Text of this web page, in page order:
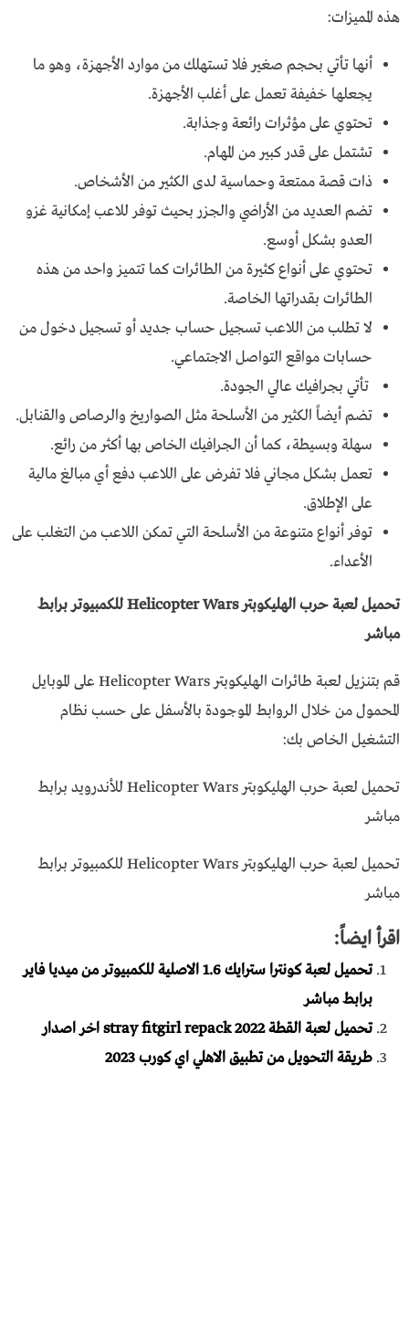
هذه المميزات:
أنها تأتي بحجم صغير فلا تستهلك من موارد الأجهزة، وهو ما
يجعلها خفيفة تعمل على أغلب الأجهزة.
تحتوي على مؤثرات رائعة وجذابة.
تشتمل على قدر كبير من المهام.
ذات قصة ممتعة وحماسية لدى الكثير من الأشخاص.
تضم العديد من الأراضي والجزر بحيث توفر للاعب إمكانية غزو
العدو بشكل أوسع.
تحتوي على أنواع كثيرة من الطائرات كما تتميز واحد من هذه
الطائرات بقدراتها الخاصة.
لا تطلب من اللاعب تسجيل حساب جديد أو تسجيل دخول من
حسابات مواقع التواصل الاجتماعي.
تأتي بجرافيك عالي الجودة.
تضم أيضاً الكثير من الأسلحة مثل الصواريخ والرصاص والقنابل.
سهلة وبسيطة، كما أن الجرافيك الخاص بها أكثر من رائع.
تعمل بشكل مجاني فلا تفرض على اللاعب دفع أي مبالغ مالية
على الإطلاق.
توفر أنواع متنوعة من الأسلحة التي تمكن اللاعب من التغلب على
الأعداء.
تحميل لعبة حرب الهليكوبتر Helicopter Wars للكمبيوتر برابط
مباشر
قم بتنزيل لعبة طائرات الهليكوبتر Helicopter Wars على الموبايل
المحمول من خلال الروابط الموجودة بالأسفل على حسب نظام
التشغيل الخاص بك:
تحميل لعبة حرب الهليكوبتر Helicopter Wars للأندرويد برابط
مباشر
تحميل لعبة حرب الهليكوبتر Helicopter Wars للكمبيوتر برابط
مباشر
اقرأ ايضاً:
تحميل لعبة كونترا سترايك 1.6 الاصلية للكمبيوتر من ميديا فاير
برابط مباشر
تحميل لعبة القطة stray fitgirl repack 2022 اخر اصدار
طريقة التحويل من تطبيق الاهلي اي كورب 2023